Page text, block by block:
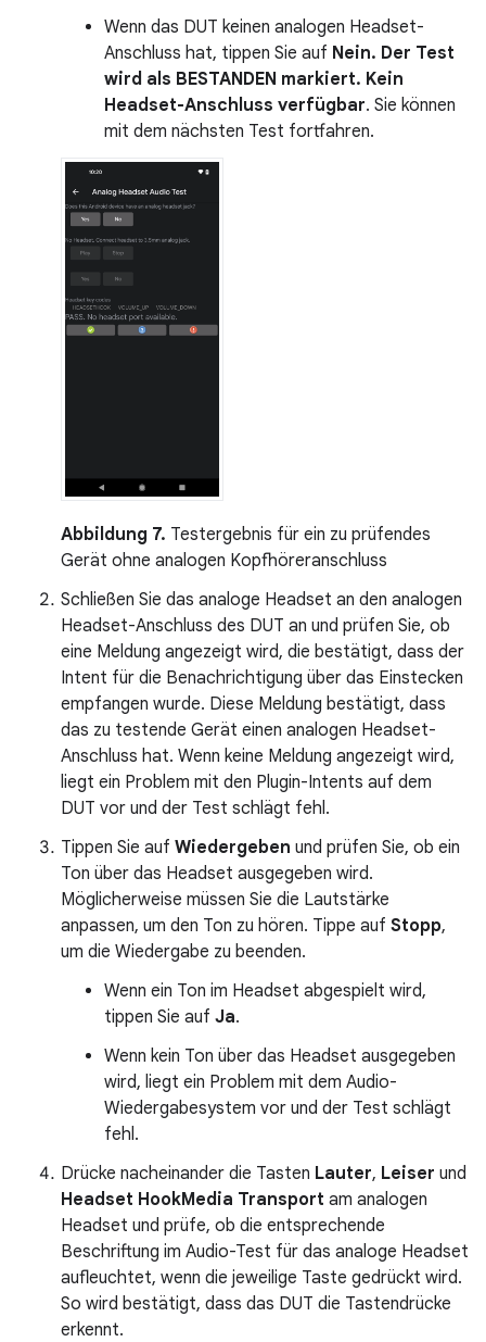
Wenn das DUT keinen analogen Headset-
Anschluss hat, tippen Sie auf Nein. Der Test
wird als BESTANDEN markiert. Kein
Headset-Anschluss verfügbar. Sie können
mit dem nächsten Test fortfahren.
Abbildung 7. Testergebnis für ein zu prüfendes
Gerät ohne analogen Kopfhöreranschluss
Schließen Sie das analoge Headset an den analogen
Headset-Anschluss des DUT an und prüfen Sie, ob
eine Meldung angezeigt wird, die bestätigt, dass der
Intent für die Benachrichtigung über das Einstecken
empfangen wurde. Diese Meldung bestätigt, dass
das zu testende Gerät einen analogen Headset-
Anschluss hat. Wenn keine Meldung angezeigt wird,
liegt ein Problem mit den Plugin-Intents auf dem
DUT vor und der Test schlägt fehl.
Tippen Sie auf Wiedergeben und prüfen Sie, ob ein
Ton über das Headset ausgegeben wird.
Möglicherweise müssen Sie die Lautstärke
anpassen, um den Ton zu hören. Tippe auf Stopp,
um die Wiedergabe zu beenden.
Wenn ein Ton im Headset abgespielt wird,
tippen Sie auf Ja.
Wenn kein Ton über das Headset ausgegeben
wird, liegt ein Problem mit dem Audio-
Wiedergabesystem vor und der Test schlägt
fehl.
Drücke nacheinander die Tasten Lauter, Leiser und
Headset HookMedia Transport am analogen
Headset und prüfe, ob die entsprechende
Beschriftung im Audio-Test für das analoge Headset
aufleuchtet, wenn die jeweilige Taste gedrückt wird.
So wird bestätigt, dass das DUT die Tastendrücke
erkennt.